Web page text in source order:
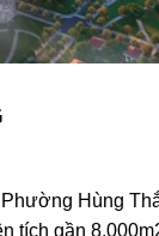
Hùng
tích gần